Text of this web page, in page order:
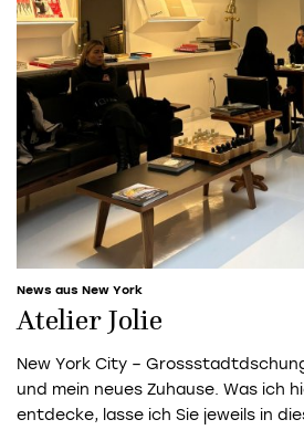
News aus New York
Atelier Jolie
New York City –
und mein neues Zuhause. Was ich
entdecke, lasse ich Sie jeweils in